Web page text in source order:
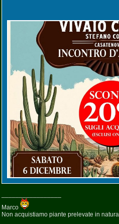
Marco
Non acquistiamo piante prelevate in natura